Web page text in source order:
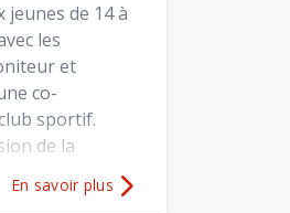
jeunes de 14 à
les
et
co-
sportif.
de la
Plus d'informations sur
En savoir plus